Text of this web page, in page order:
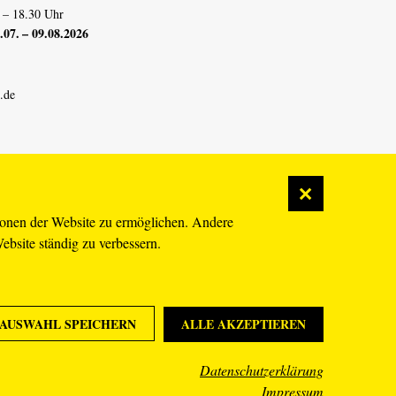
der Website zu ermöglichen. Andere
ständig zu verbessern.
AUSWAHL SPEICHERN ALLE AKZEPTIEREN
Datenschutzerklärung
Impressum
18.30 Uhr
– 09.08.2026